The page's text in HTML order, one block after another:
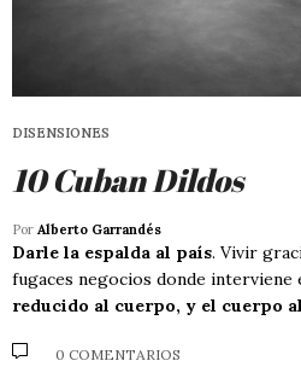
DISENSIONES
10 Cuban Dildos
Por Alberto Garrandés
Darle la espalda al país. Vivir
fugaces negocios donde interviene
reducido al cuerpo, y el cuerpo
0 COMENTARIOS